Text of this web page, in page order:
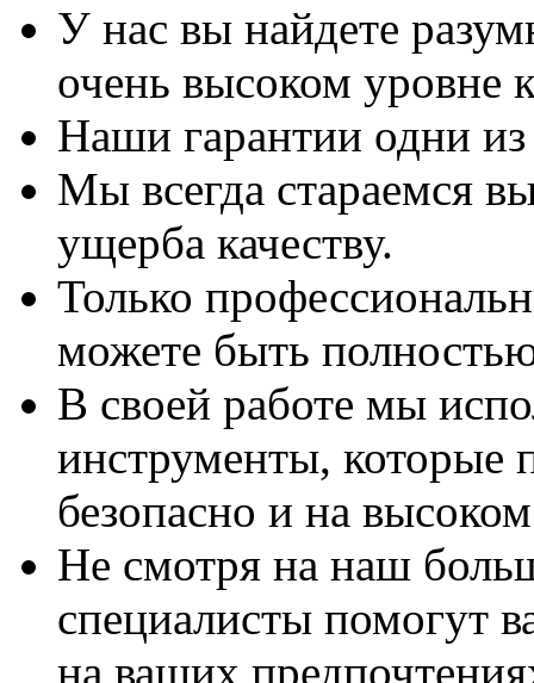
У нас вы найдете
очень высоком уровне
Наши гарантии одни
Мы всегда стараемся
ущерба качеству.
Только
можете быть
В своей работе мы
инструменты, которые
безопасно и на
Не смотря на наш
специалисты помогут
на ваших